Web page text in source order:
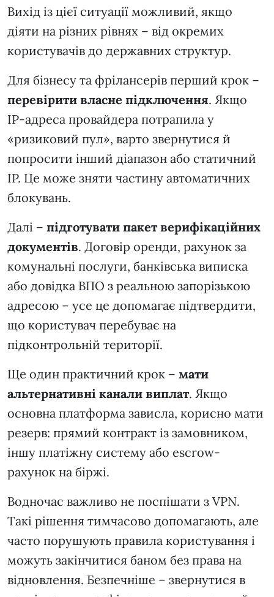
Вихід із цієї ситуації можливий, якщо
діяти на різних рівнях – від окремих
користувачів до державних структур.
Для бізнесу та фрілансерів перший крок –
перевірити власне підключення. Якщо
IP-адреса провайдера потрапила у
«ризиковий пул», варто звернутися й
попросити інший діапазон або статичний
IP. Це може зняти частину автоматичних
блокувань.
Далі – підготувати пакет верифікаційних
документів. Договір оренди, рахунок за
комунальні послуги, банківська виписка
або довідка ВПО з реальною запорізькою
адресою – усе це допомагає підтвердити,
що користувач перебуває на
підконтрольній території.
Ще один практичний крок – мати
альтернативні канали виплат. Якщо
основна платформа зависла, корисно мати
резерв: прямий контракт із замовником,
іншу платіжну систему або escrow-
рахунок на біржі.
Водночас важливо не поспішати з VPN.
Такі рішення тимчасово допомагають, але
часто порушують правила користування і
можуть закінчитися баном без права на
відновлення. Безпечніше – звернутися в